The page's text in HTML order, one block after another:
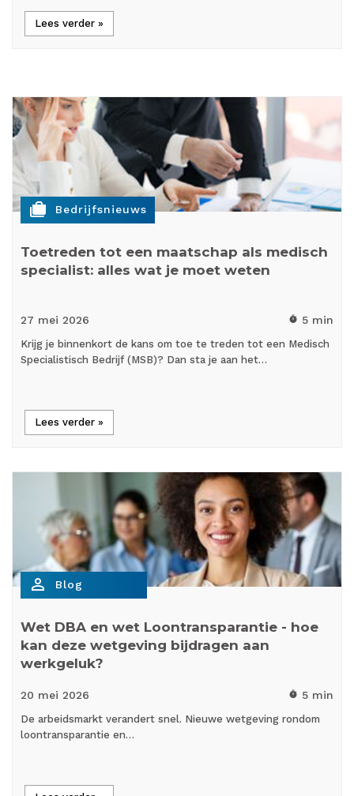
Lees verder »
cases Bedrijfsnieuws
Toetreden tot een maatschap als medisch
specialist: alles wat je moet weten
27 mei 2026 timer 5 min
Krijg je binnenkort de kans om toe te treden tot een Medisch
Specialistisch Bedrijf (MSB)? Dan sta je aan het…
Lees verder »
person_outline Blog
Wet DBA en wet Loontransparantie - hoe
kan deze wetgeving bijdragen aan
werkgeluk?
20 mei 2026 timer 5 min
De arbeidsmarkt verandert snel. Nieuwe wetgeving rondom
loontransparantie en…